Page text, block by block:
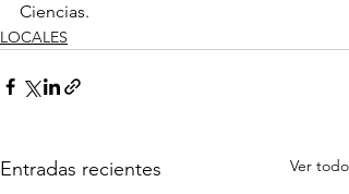
Ciencias.
LOCALES
Entradas recientes Ver todo